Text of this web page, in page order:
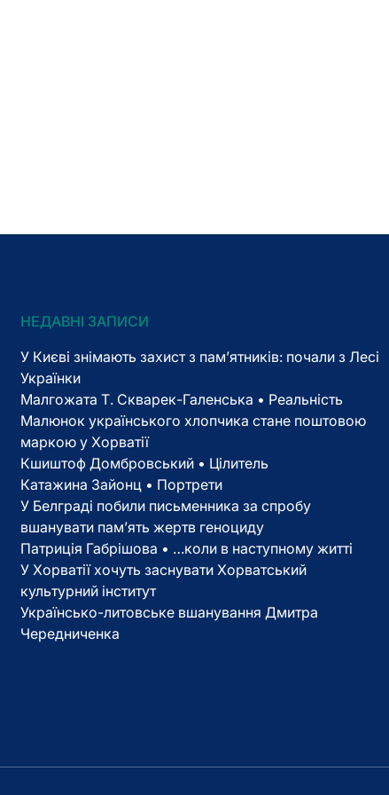
НЕДАВНІ ЗАПИСИ
У Києві знімають захист з пам’ятників: почали з Лесі
Українки
Малгожата Т. Скварек-Галенська • Реальність
Малюнок українського хлопчика стане поштовою
маркою у Хорватії
Кшиштоф Домбровський • Цілитель
Катажина Зайонц • Портрети
У Белграді побили письменника за спробу
вшанувати пам’ять жертв геноциду
Патриція Габрішова • …коли в наступному житті
У Хорватії хочуть заснувати Хорватський
культурний інститут
Українсько-литовське вшанування Дмитра
Чередниченка